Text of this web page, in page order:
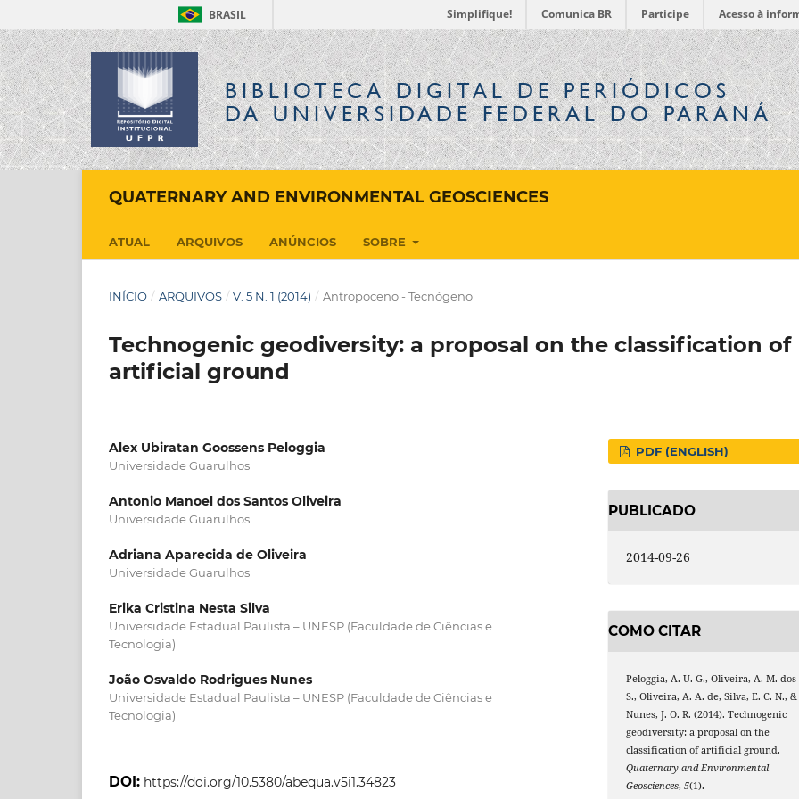
BRASIL Simplifique! Comunica BR Participe Acesso à
BIBLIOTECA DIGITALDE PERIÓDICOS
DA UNIVERSIDADE FEDERAL DO PARANÁ
QUATERNARY AND ENVIRONMENTAL GEOSCIENCES
ATUAL ARQUIVOS ANÚNCIOS SOBRE
INÍCIO / ARQUIVOS / V. 5 N. 1 (2014) / Antropoceno - Tecnógeno
Technogenic geodiversity: a proposal on the classification of
artificial ground
Alex Ubiratan Goossens Peloggia
Universidade Guarulhos
Antonio Manoel dos Santos Oliveira
Universidade Guarulhos
Adriana Aparecida de Oliveira
Universidade Guarulhos
Erika Cristina Nesta Silva
Universidade Estadual Paulista – UNESP (Faculdade de Ciências e
Tecnologia)
João Osvaldo Rodrigues Nunes
Universidade Estadual Paulista – UNESP (Faculdade de Ciências e
Tecnologia)
DOI: https://doi.org/10.5380/abequa.v5i1.34823
PDF (ENGLISH)
PUBLICADO
2014-09-26
COMO CITAR
Peloggia, A. U. G., Oliveira, A. M. dos
S., Oliveira, A. A. de, Silva, E. C. N., &
Nunes, J. O. R. (2014). Technogenic
geodiversity: a proposal on the
classification of artificial ground.
Quaternary and Environmental
Geosciences,5(1).